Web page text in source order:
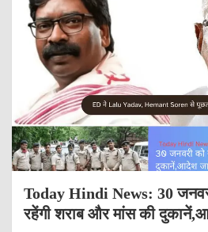
Today Hindi News: 30
रहेंगी शराब और मांस की